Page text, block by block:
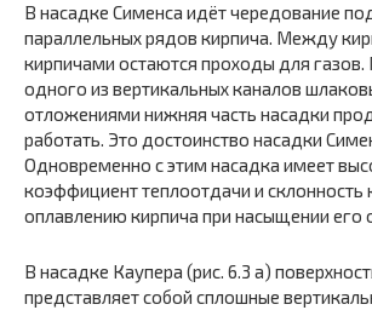
В насадке Сименса идёт чередование
параллельных рядов кирпича. Между
кирпичами остаются проходы для газов.
одного из вертикальных каналов
отложениями нижняя часть насадки
работать. Это достоинство насадки
Одновременно с этим насадка имеет
коэффициент теплоотдачи и склонность
оплавлению кирпича при насыщении его
В насадке Каупера (рис. 6.3 а)
представляет собой сплошные